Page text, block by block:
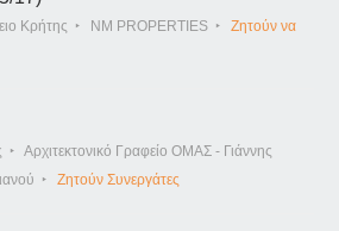
Κρήτης NM PROPERTIES
Ζητούν να
Αρχιτεκτονικό Γραφείο ΟΜΑΣ - Γιάννης
Ζητούν Συνεργάτες